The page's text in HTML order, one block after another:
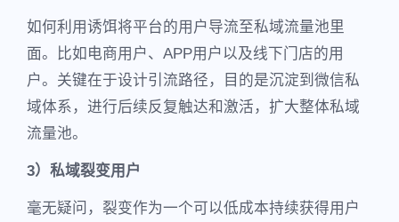
如何利用诱饵将平台的用户导流至私域流量池里
面。比如电商用户、APP用户以及线下门店的用
户。关键在于设计引流路径，目的是沉淀到微信私
域体系，进行后续反复触达和激活，扩大整体私域
流量池。
3）私域裂变用户
毫无疑问，裂变作为一个可以低成本持续获得用户